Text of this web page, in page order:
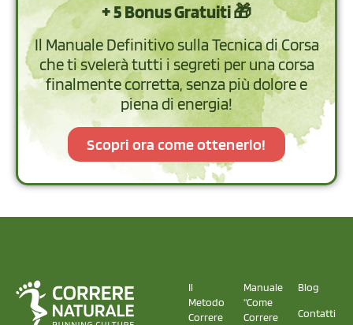
+ 5 Bonus Gratuiti 🎁
Il Manuale Definitivo sulla Tecnica di Corsa
che ti svelerà tutti i segreti per una corsa
finalmente corretta, senza più dolore e
piena di energia!
Scopri ora come ottenerlo!
Il
Metodo
Correre
Manuale
"Come
Correre
Blog
Contatti